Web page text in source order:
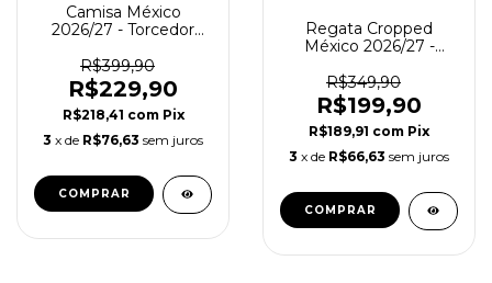
Camisa México
2026/27 - Torcedor
R$399,90
R$229,90
R$218,41 com Pix
3 x de R$76,63 sem juros
COMPRAR
Regata Cropped
México 2026/27 -
Verde
R$349,90
R$199,90
R$189,91 com Pix
3 x de R$66,63 sem juros
COMPRAR